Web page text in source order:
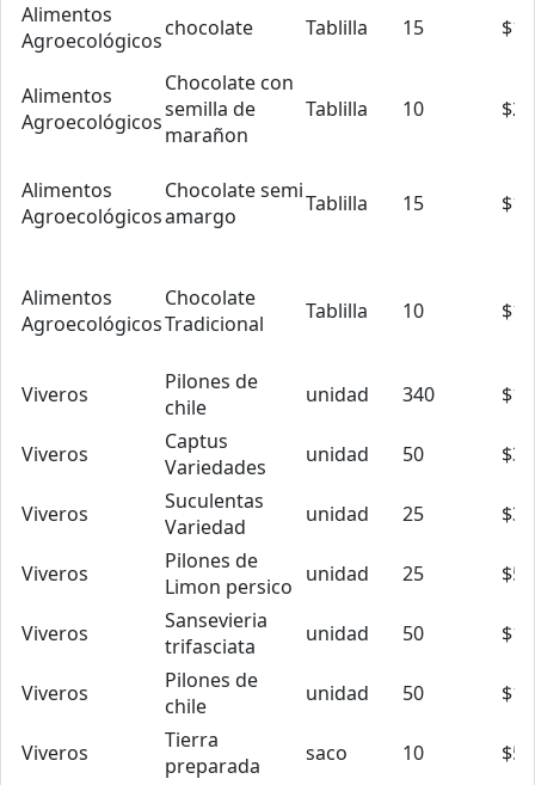
Alimentos
Agroecológicoschocolate Tablilla 15
Alimentos
Agroecológicos
Chocolate con
semilla de
marañon
Tablilla 10
Alimentos
Agroecológicos
Chocolate semi
amargo
Tablilla 15
Alimentos
Agroecológicos
Chocolate
Tradicional
Tablilla 10
Viveros
Pilones de
chile
unidad 340
Viveros
Captus
Variedades
unidad 50
Viveros
Suculentas
Variedad
unidad 25
Viveros
Pilones de
Limon persico unidad 25
Viveros
Sansevieria
trifasciata
unidad 50
Viveros
Pilones de
chile
unidad 50
Viveros
Tierra
preparada
saco 10